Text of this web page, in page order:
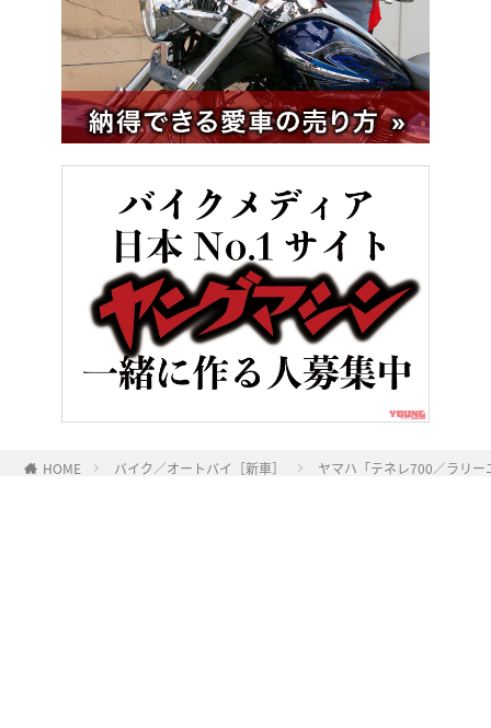
HOME バイク／オートバイ［新車］ ヤマハ「テネレ700／ラリ